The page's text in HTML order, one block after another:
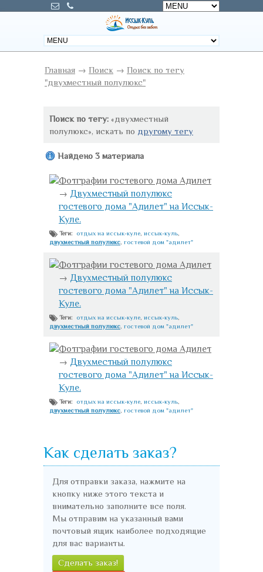
Главная → Поиск → Поиск по тегу
"двухместный полулюкс"
Поиск по тегу: «двухместный
полулюкс», искать по другому тегу
Найдено 3 материала
Фотграфии гостевого дома Адилет
→ Двухместный полулюкс
гостевого дома "Адилет" на Иссык-
Куле.
Теги: отдых на иссык-куле иссык-куль
двухместный полулюкс гостевой дом "адилет"
Фотграфии гостевого дома Адилет
→ Двухместный полулюкс
гостевого дома "Адилет" на Иссык-
Куле.
Теги: отдых на иссык-куле иссык-куль
двухместный полулюкс гостевой дом "адилет"
Фотграфии гостевого дома Адилет
→ Двухместный полулюкс
гостевого дома "Адилет" на Иссык-
Куле.
Теги: отдых на иссык-куле иссык-куль
двухместный полулюкс гостевой дом "адилет"
Как сделать заказ?
Для отправки заказа, нажмите на
кнопку ниже этого текста и
внимательно заполните все поля.
Мы отправим на указанный вами
почтовый ящик наиболее подходящие
для вас варианты.
Сделать заказ!